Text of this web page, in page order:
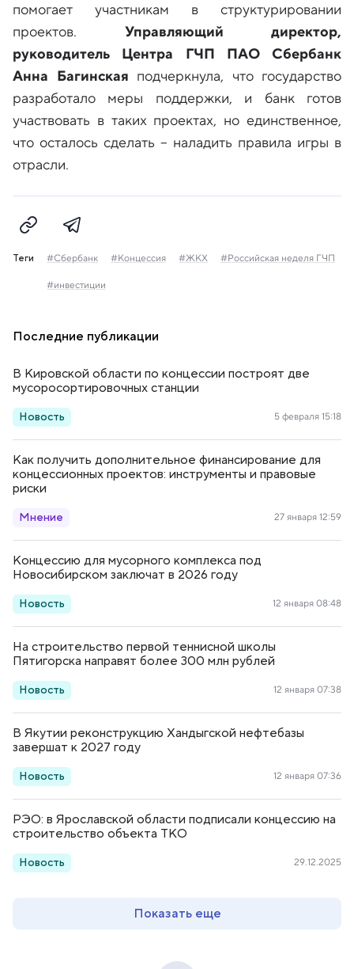
помогает участникам в структурировании
проектов. Управляющий директор,
руководитель Центра ГЧП ПАО Сбербанк
Анна Багинская подчеркнула, что государство
разработало меры поддержки, и банк готов
участвовать в таких проектах, но единственное,
что осталось сделать – наладить правила игры в
отрасли.
Теги #Сбербанк #Концессия #ЖКХ #Российская неделя ГЧП
#инвестиции
Последние публикации
В Кировской области по концессии построят две
мусоросортировочных станции
Новость 5 февраля 15:18
Как получить дополнительное финансирование для
концессионных проектов: инструменты и правовые
риски
Мнение 27 января 12:59
Концессию для мусорного комплекса под
Новосибирском заключат в 2026 году
Новость 12 января 08:48
На строительство первой теннисной школы
Пятигорска направят более 300 млн рублей
Новость 12 января 07:38
В Якутии реконструкцию Хандыгской нефтебазы
завершат к 2027 году
Новость 12 января 07:36
РЭО: в Ярославской области подписали концессию на
строительство объекта ТКО
Новость 29.12.2025
Показать еще